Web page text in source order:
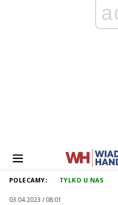
POLECAMY: TYLKO U NAS
03.04.2023 / 08:01